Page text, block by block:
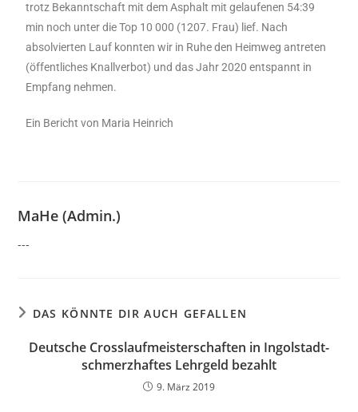
trotz Bekanntschaft mit dem Asphalt mit gelaufenen 54:39
min noch unter die Top 10 000 (1207. Frau) lief. Nach
absolvierten Lauf konnten wir in Ruhe den Heimweg antreten
(öffentliches Knallverbot) und das Jahr 2020 entspannt in
Empfang nehmen.
Ein Bericht von Maria Heinrich
MaHe (Admin.)
---
DAS KÖNNTE DIR AUCH GEFALLEN
Deutsche Crosslaufmeisterschaften in Ingolstadt-
schmerzhaftes Lehrgeld bezahlt
9. März 2019